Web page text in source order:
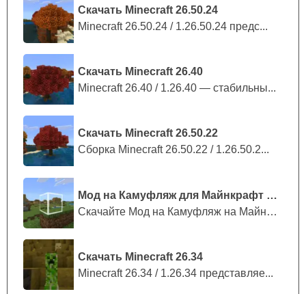
Скачать Minecraft 26.50.24
Minecraft 26.50.24 / 1.26.50.24 предс...
Скачать Minecraft 26.40
Minecraft 26.40 / 1.26.40 — стабильны...
Скачать Minecraft 26.50.22
Сборка Minecraft 26.50.22 / 1.26.50.2...
Мод на Камуфляж для Майнкрафт ПЕ
Скачайте Мод на Камуфляж на Майнкрафт...
Скачать Minecraft 26.34
Minecraft 26.34 / 1.26.34 представляе...